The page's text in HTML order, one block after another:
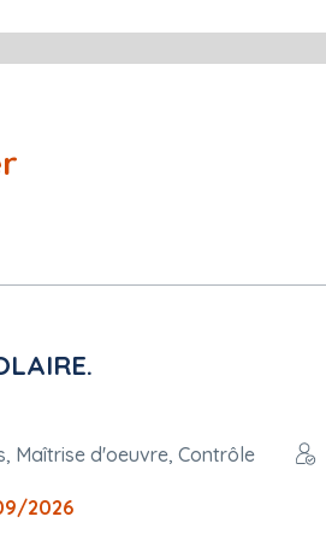
Sud Alsace
Maîtrise d'oeuvre, Contrôle
2026